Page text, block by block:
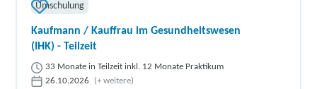
Umschulung
Kaufmann / Kauffrau im Gesundheitswesen
(IHK) - Teilzeit
33 Monate in Teilzeit inkl. 12 Monate Praktikum
26.10.2026
(+ weitere)